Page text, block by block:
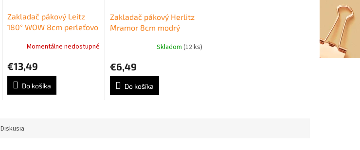
Zakladač pákový Leitz
180° WOW 8cm perleťovo
Momentálne nedostupné
€13,49
Do košíka
Zakladač pákový Herlitz
Mramor 8cm modrý
Skladom(12 ks)
€6,49
Do košíka
Diskusia